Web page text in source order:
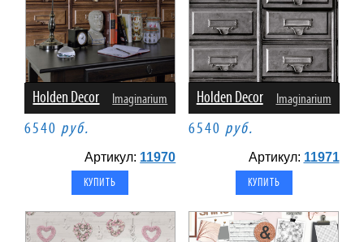
Holden Decor Imaginarium
6540 руб.
Артикул: 11970
Holden Decor Imaginarium
6540 руб.
Артикул: 11971